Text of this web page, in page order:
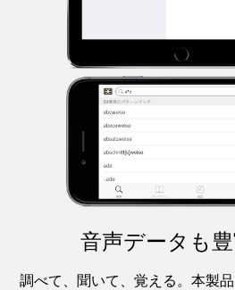
音声データも
調べて、聞いて、覚える。本製